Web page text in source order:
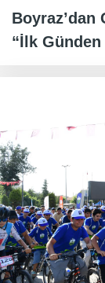
“İlk Günden